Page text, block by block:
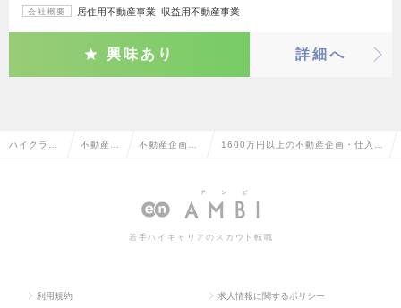
会社概要 居住用不動産事業 収益用不動産事業
興味あり 詳細へ
ハイクラス 不動産系 不動産企画・ 1600万円以上の不動産企画・仕入・
若手ハイキャリアのスカウト転職
利用規約 求人情報に関するポリシー